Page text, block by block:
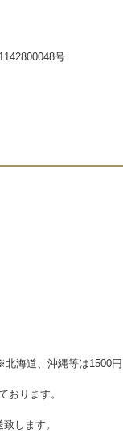
号
海道、沖縄等は1500円
おります。
します。